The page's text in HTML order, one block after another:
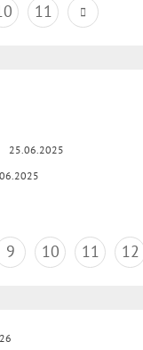
11
25.06.2025
9 10 11 12